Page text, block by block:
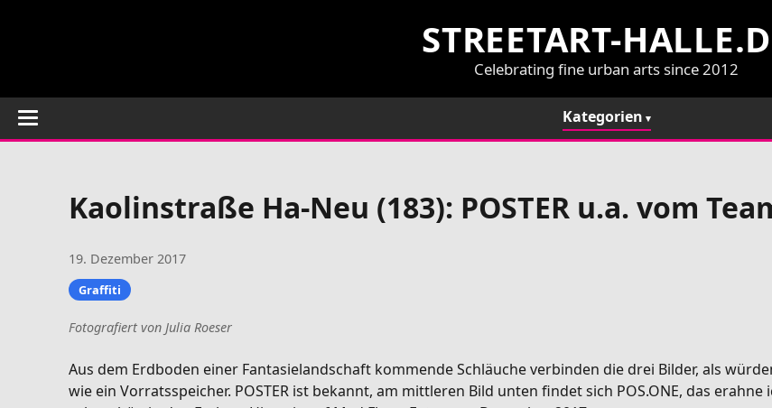
STREETART-
Celebrating fine urban arts since 2012
Kategorien
Kaolinstraße Ha-Neu (183): POSTER u.a. vom
19. Dezember 2017
Graffiti
Fotografiert von Julia Roeser
Aus dem Erdboden einer Fantasielandschaft kommende Schläuche verbinden die drei Bilder, als
wie ein Vorratsspeicher. POSTER ist bekannt, am mittleren Bild unten findet sich POS.ONE, das